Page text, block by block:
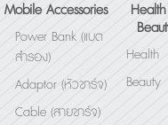
Mobile Accessories
Power Bank (แบต
สำรอง)
Adaptor (หัวชาร์จ)
Cable (สายชาร์จ)
Health
Beauty